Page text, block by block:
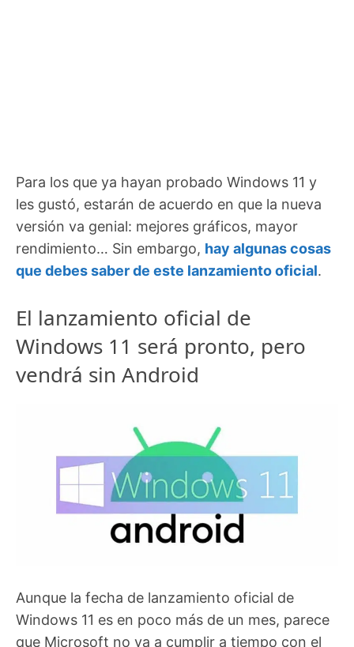
Para los que ya hayan probado Windows 11 y
les gustó, estarán de acuerdo en que la nueva
versión va genial: mejores gráficos, mayor
rendimiento… Sin embargo, hay algunas cosas
que debes saber de este lanzamiento oficial.
El lanzamiento oficial de
Windows 11 será pronto, pero
vendrá sin Android
Aunque la fecha de lanzamiento oficial de
Windows 11 es en poco más de un mes, parece
que Microsoft no va a cumplir a tiempo con el